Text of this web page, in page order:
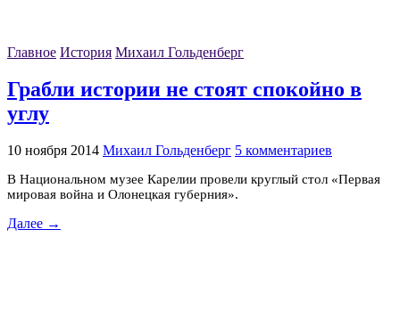
Главное История Михаил Гольденберг
Грабли истории не стоят спокойно в
углу
10 ноября 2014 Михаил Гольденберг 5 комментариев
В Национальном музее Карелии провели круглый стол «Первая
мировая война и Олонецкая губерния».
Далее →